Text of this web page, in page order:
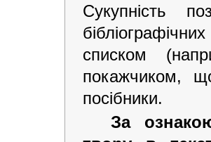
Сукупність
списком
покажчиком,
посібники.
За